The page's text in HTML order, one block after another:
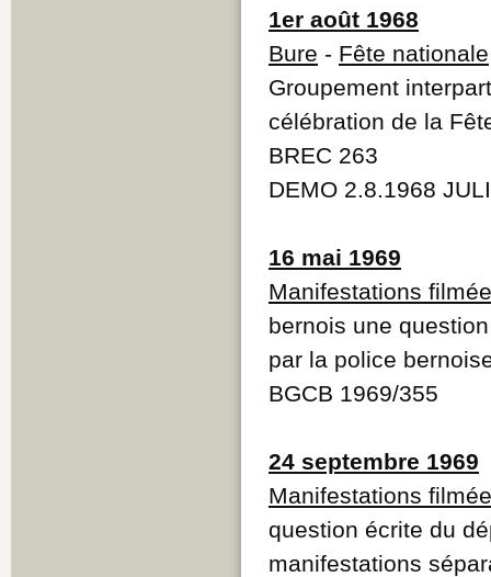
1er août 1968
Bure - Fête nationale
Groupement
célébration de la
BREC 263
DEMO 2.8.1968
16 mai 1969
Manifestations
bernois une
par la police
BGCB 1969/355
24 septembre 1969
Manifestations
question écrite du
manifestations